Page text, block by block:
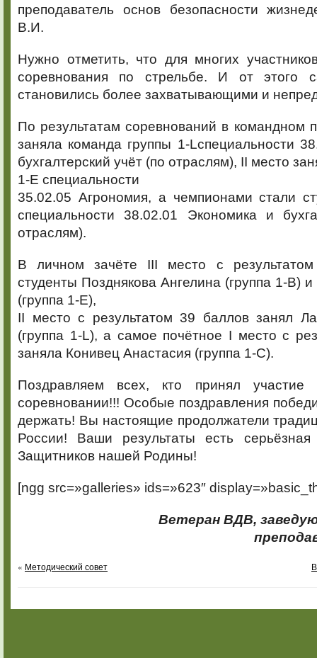
преподаватель основ безопасности
В.И.
Нужно отметить, что для многих
соревнования по стрельбе. И от этого
становились более захватывающими и
По результатам соревнований в командном
заняла команда группы 1-Lспециальности
бухгалтерский учёт (по отраслям), II место
1-Е специальности
35.02.05 Агрономия, а чемпионами стали
специальности 38.02.01 Экономика и
отраслям).
В личном зачёте III место с
студенты Позднякова Ангелина (группа 1-В)
(группа 1-Е),
II место с результатом 39 баллов занял
(группа 1-L), а самое почётное I место с
заняла Конивец Анастасия (группа 1-С).
Поздравляем всех, кто принял участие
соревновании!!! Особые поздравления
держать! Вы настоящие продолжатели
России! Ваши результаты есть
Защитников нашей Родины!
[ngg src=»galleries» ids=»623″
Ветеран ВДВ,
« Методический совет